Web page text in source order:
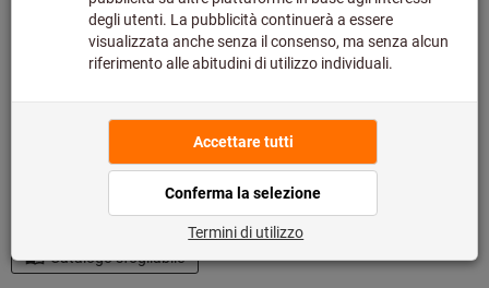
Disponibile a magazzino
Catalogo sfogliabile